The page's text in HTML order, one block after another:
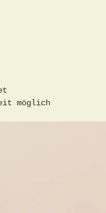
möglich